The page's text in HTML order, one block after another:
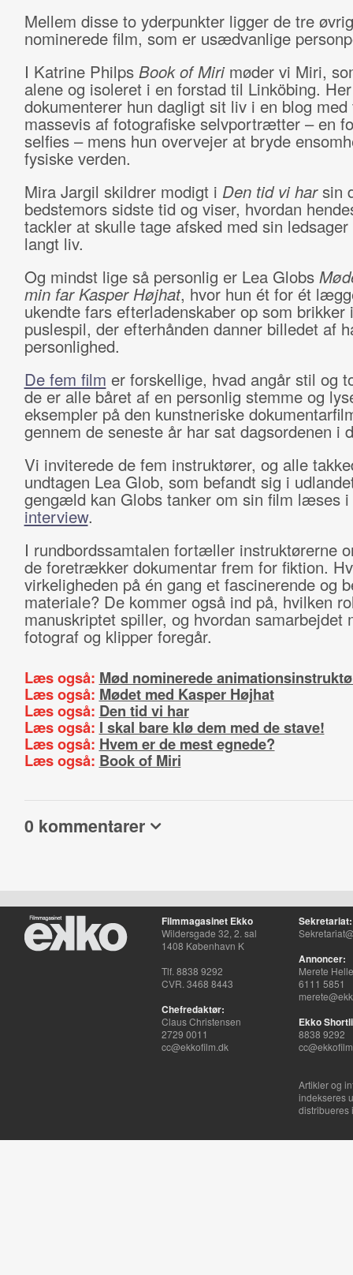
Mellem disse to yderpunkter ligger de tre
nominerede film, som er usædvanlige
I Katrine Philps Book of Mirimøder vi Miri,
alene og isoleret i en forstad til Linköbing. Her
dokumenterer hun dagligt sit liv i en blog med
massevis af fotografiske selvportrætter – en
selfies – mens hun overvejer at bryde
fysiske verden.
Mira Jargil skildrer modigt i Den tid vi har sin
bedstemors sidste tid og viser, hvordan
tackler at skulle tage afsked med sin
langt liv.
Og mindst lige så personlig er Lea Globs
min far Kasper Højhat, hvor hun ét for ét
ukendte fars efterladenskaber op som brikker
puslespil, der efterhånden danner billedet af
personlighed.
De fem film er forskellige, hvad angår stil og
de er alle båret af en personlig stemme og
eksempler på den kunstneriske
gennem de seneste år har sat dagsordenen i
Vi inviterede de fem instruktører, og alle
undtagen Lea Glob, som befandt sig i
gengæld kan Globs tanker om sin film læses i
interview.
I rundbordssamtalen fortæller instruktørerne
de foretrækker dokumentar frem for fiktion.
virkeligheden på én gang et fascinerende og
materiale? De kommer også ind på, hvilken
manuskriptet spiller, og hvordan samarbejdet
fotograf og klipper foregår.
Læs også: Mød nominerede
Læs også: Mødet med Kasper Højhat
Læs også: Den tid vi har
Læs også: I skal bare klø dem med de stave!
Læs også: Hvem er de mest egnede?
Læs også: Book of Miri
0 kommentarer
Filmmagasinet Ekko
Wildersgade 32, 2. sal
1408 København K
Tlf. 8838 9292
CVR. 3468 8443
Chefredaktør:
Claus Christensen
2729 0011
cc@ekkofilm.dk
Sekretariat:
Annoncer:
Merete
6111 5851
Ekko
8838 9292
Artikler og
indekseres
distribueres